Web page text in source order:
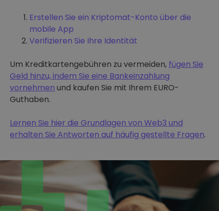
Erstellen Sie ein Kriptomat-Konto über die
mobile App
Verifizieren Sie Ihre Identität
Um Kreditkartengebühren zu vermeiden, fügen Sie
Geld hinzu, indem Sie eine Bankeinzahlung
vornehmen und kaufen Sie mit Ihrem EURO-
Guthaben.
Lernen Sie hier die Grundlagen von Web3 und
erhalten Sie Antworten auf häufig gestellte Fragen.